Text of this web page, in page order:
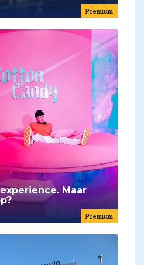
Premium
Premium
Maar